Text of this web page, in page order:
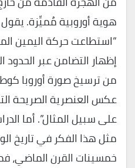
هوية أوروبية مُميِّزة.
“استطاعت حركة اليمين
إظهار التضامن عبر
من ترسيخ صورة أوروبا
عكس العنصرية الصريحة
على سبيل المثال”. أما
مثل هذا الفكر في تاريخ
خمسينات القرن الماضي،